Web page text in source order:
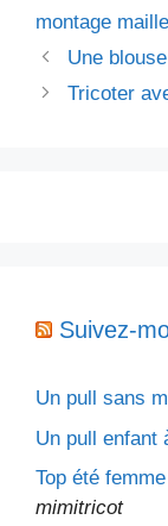
montage
Une
Tricoter
Suivez-
Un pull sans
Un pull enfant
Top été
mimitricot